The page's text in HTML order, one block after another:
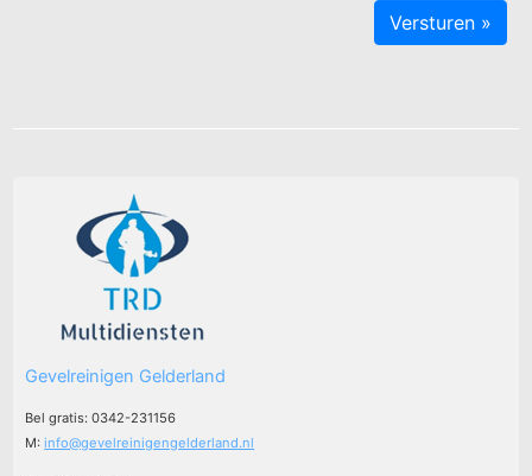
Gevelreinigen Gelderland
Bel gratis: 0342-231156
M:info@gevelreinigengelderland.nl